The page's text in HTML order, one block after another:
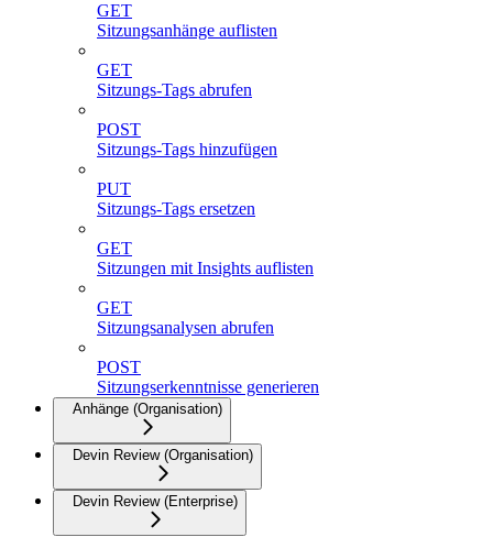
GET
Sitzungsanhänge auflisten
GET
Sitzungs-Tags abrufen
POST
Sitzungs-Tags hinzufügen
PUT
Sitzungs-Tags ersetzen
GET
Sitzungen mit Insights auflisten
GET
Sitzungsanalysen abrufen
POST
Sitzungserkenntnisse generieren
Anhänge (Organisation)
Devin Review (Organisation)
Devin Review (Enterprise)